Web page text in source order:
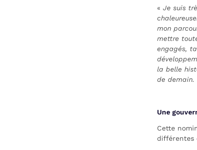
« Je suis
mon
mettre
engagés,
la belle
de demain.
Une
Cette
différentes